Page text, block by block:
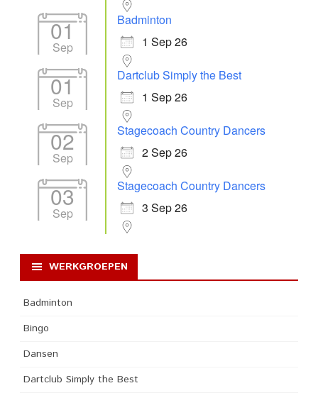
01
Sep
Badminton
1 Sep 26
01
Sep
Dartclub Simply the Best
1 Sep 26
02
Sep
Stagecoach Country Dancers
2 Sep 26
03
Sep
Stagecoach Country Dancers
3 Sep 26
WERKGROEPEN
Badminton
Bingo
Dansen
Dartclub Simply the Best